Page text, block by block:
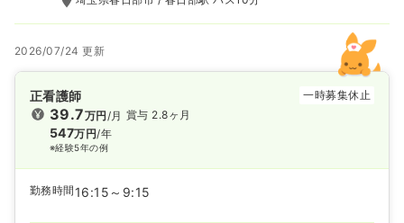
2026/07/24 更新
正看護師 一時募集休止
39.7万円/月
547万円/年
※経験5年の例
賞与 2.8ヶ月
勤務時間 16:15～9:15